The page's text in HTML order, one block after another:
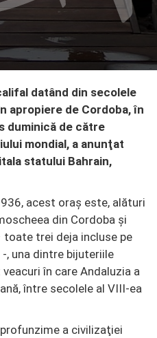
datând din secolele
apropiere de Cordoba, în
duminică de către
mondial, a anunţat
statului Bahrain,
acest oraş este, alături
din Cordoba şi
toate trei deja incluse pe
, una dintre bijuteriile
în care Andaluzia a
între secolele al VIII-ea
a civilizaţiei